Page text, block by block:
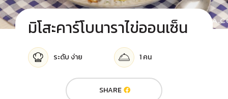
สูตรอาหาร
เกี่ยวกับเรา
จุดจำหน่ายสินค้า
มิโสะคาร์โบนาราไข่ออนเซ็น
ระดับ ง่าย 1 คน
SHARE